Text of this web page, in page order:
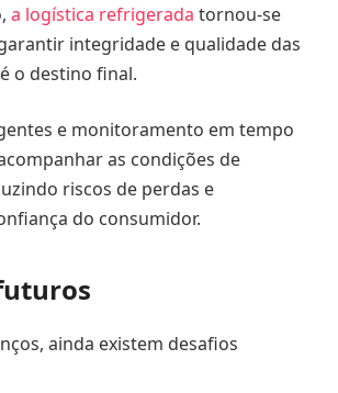
a logística refrigerada tornou-se
integridade e qualidade das
o destino final.
e monitoramento em tempo
as condições de
riscos de perdas e
do consumidor.
ainda existem desafios